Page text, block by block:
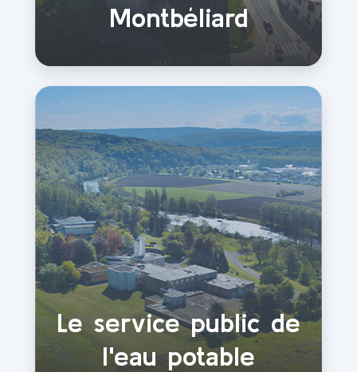
Montbéliard
Le service public de
l'eau potable